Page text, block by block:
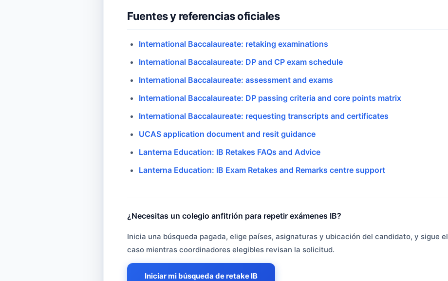
Fuentes y referencias oficiales
International Baccalaureate: retaking examinations
International Baccalaureate: DP and CP exam schedule
International Baccalaureate: assessment and exams
International Baccalaureate: DP passing criteria and core points matrix
International Baccalaureate: requesting transcripts and certificates
UCAS application document and resit guidance
Lanterna Education: IB Retakes FAQs and Advice
Lanterna Education: IB Exam Retakes and Remarks centre support
¿Necesitas un colegio anfitrión para repetir exámenes IB?
¿Necesitas un colegio anfitrión para repetir exámenes IB?
Inicia una búsqueda pagada, elige países, asignaturas y ubicación del candidato, y sigue el
caso mientras coordinadores elegibles revisan la solicitud.
Iniciar mi búsqueda de retake IB